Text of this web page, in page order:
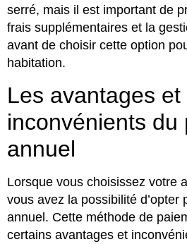
serré, mais il est important de
frais supplémentaires et la
avant de choisir cette option
habitation.
Les avantages et
inconvénients du
annuel
Lorsque vous choisissez votre
vous avez la possibilité d’opter
annuel. Cette méthode de
certains avantages et